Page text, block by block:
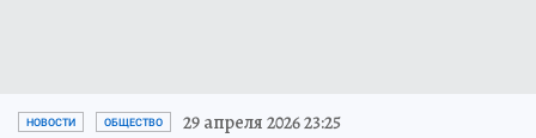
НОВОСТИ ОБЩЕСТВО 29 апреля 2026 23:25